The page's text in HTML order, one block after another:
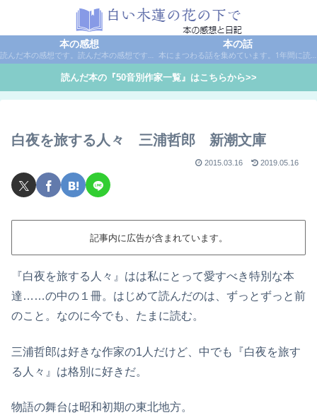
本の感想
読んだ本の感想です。読んだ本の感想です。本は作家名で50音別に分類しています。
本の話
本にまつわる話を集めています。1年間に読んだ本の総括や、本に関する話題など。
読んだ本の『50音別作家一覧』はこちらから>>
白夜を旅する人々 三浦哲郎 新潮文庫
2015.03.16 2019.05.16
記事内に広告が含まれています。
『白夜を旅する人々』はは私にとって愛すべき特別な本
達……の中の１冊。はじめて読んだのは、ずっとずっと前
のこと。なのに今でも、たまに読む。
三浦哲郎は好きな作家の1人だけど、中でも『白夜を旅す
る人々』は格別に好きだ。
物語の舞台は昭和初期の東北地方。